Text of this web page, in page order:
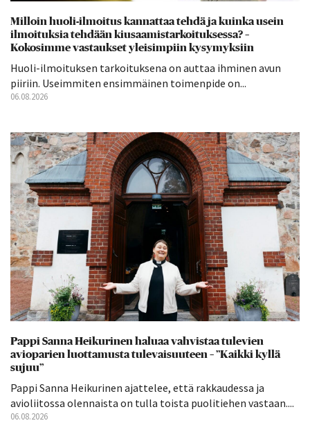
Milloin huoli-ilmoitus kannattaa tehdä ja kuinka usein
ilmoituksia tehdään kiusaamistarkoituksessa? –
Kokosimme vastaukset yleisimpiin kysymyksiin
Huoli-ilmoituksen tarkoituksena on auttaa ihminen avun
piiriin. Useimmiten ensimmäinen toimenpide on...
06.08.2026
Pappi Sanna Heikurinen haluaa vahvistaa tulevien
avioparien luottamusta tulevaisuuteen – ”Kaikki kyllä
sujuu”
Pappi Sanna Heikurinen ajattelee, että rakkaudessa ja
avioliitossa olennaista on tulla toista puolitiehen vastaan....
06.08.2026